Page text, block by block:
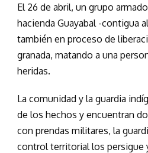
El 26 de abril, un grupo
hacienda Guayabal -contigua
también en proceso de
granada, matando a una
heridas.
La comunidad y la guardia
de los hechos y encuentran
con prendas militares, la
control territorial los persigue